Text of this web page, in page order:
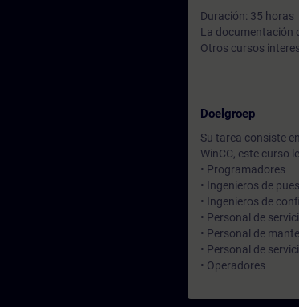
Duración: 35 horas
La documentación
Otros cursos
Doelgroep
Su tarea consiste
WinCC, este curso
• Programadores
• Ingenieros de
• Ingenieros de
• Personal de
• Personal de
• Personal de
• Operadores